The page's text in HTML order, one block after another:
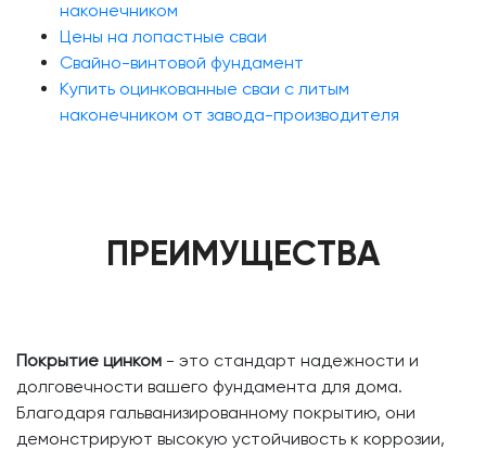
наконечником
Цены на лопастные сваи
Свайно-винтовой фундамент
Купить оцинкованные сваи с литым
наконечником от завода-производителя
ПРЕИМУЩЕСТВА
Покрытие цинком - это стандарт надежности и
долговечности вашего фундамента для дома.
Благодаря гальванизированному покрытию, они
демонстрируют высокую устойчивость к коррозии,